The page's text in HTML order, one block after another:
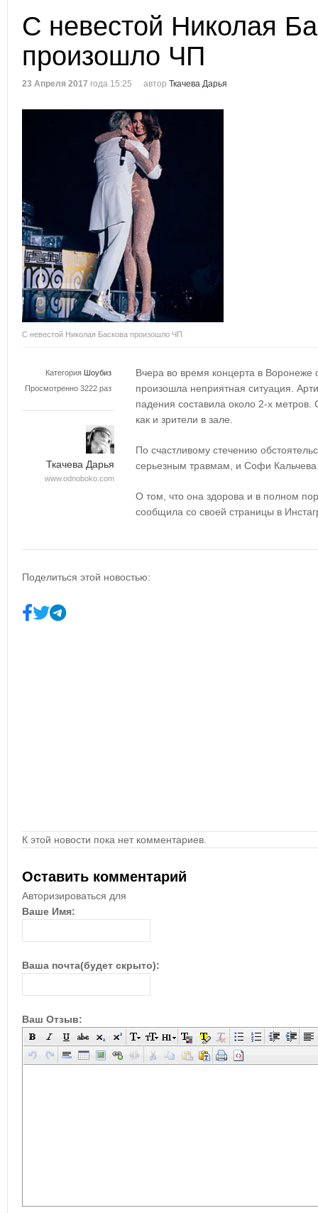
С невестой Николая
произошло ЧП
23 Апреля 2017 года 15:25 автор Ткачева Дарья
С невестой Николая Баскова произошло ЧП
Категория Шоубиз
Просмотренно 3222 раз
Ткачева Дарья
www.odnoboko.com
Вчера во время концерта в
произошла неприятная ситуация.
падения составила около 2-х
как и зрители в зале.
По счастливому стечению
серьезным травмам, и Софи
О том, что она здорова и в полном
сообщила со своей страницы в
Поделиться этой новостью:
К этой новости пока нет комментариев.
Оставить комментарий
Авторизироваться для
Ваше Имя:
Ваша почта(будет скрыто):
Ваш Отзыв: